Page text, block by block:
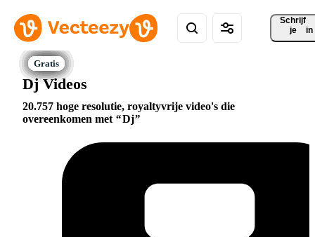
Schrijf
je
in
Dj Videos
20.757 hoge resolutie, royaltyvrije video's die
overeenkomen met
Dj